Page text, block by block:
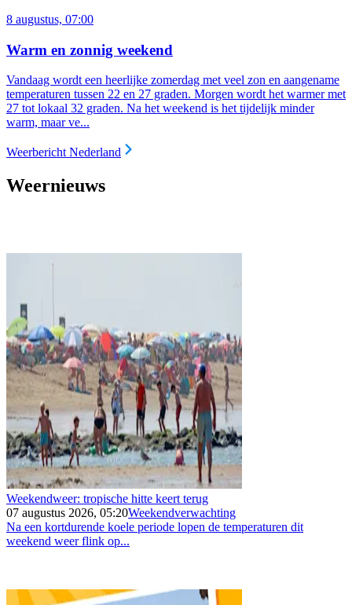
8 augustus, 07:00
Warm en zonnig weekend
Vandaag wordt een heerlijke zomerdag met veel zon en aangename
temperaturen tussen 22 en 27 graden. Morgen wordt het warmer met
27 tot lokaal 32 graden. Na het weekend is het tijdelijk minder
warm, maar ve...
Weerbericht Nederland
Weernieuws
Weekendweer: tropische hitte keert terug
07 augustus 2026, 05:20Weekendverwachting
Na een kortdurende koele periode lopen de temperaturen dit
weekend weer flink op...